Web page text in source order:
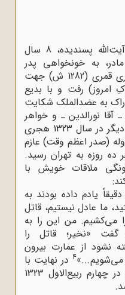
در زمان شهادت پدر، مرحوم آیت‌الله پسندیده، 8 سال
به خونخواهی پدر
و در سال 1321 هجری قمری (1282 ش) جهت
امروز) رفت و با بدیع
به عضدالملک شکایت
آقا نورالدین ـ و خواهر
بزرگتر و مادر و عمه و چند نفر دیگر در سال 1323 هجری
(صدر اعظم وقت) عازم
روزه به تهران رسید.
ملاقات خویش با
یادم داده بودند به
ما عادل نیستیم، قاتل
می‌کشیم. من این را به
گفت «نخیر؛ قاتل را
نشود از عمارت بیرون
4 در نهایت با
تلاشی که صورت گرفت، قاتل در چهارم ربیع‌الاول 1323